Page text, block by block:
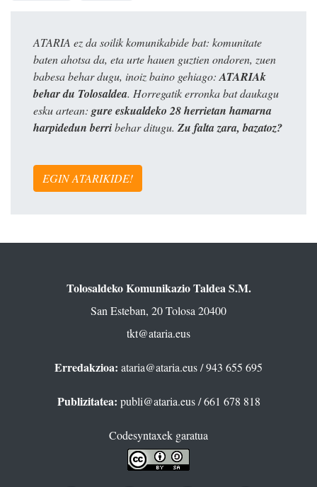
ATARIA ez da soilik komunikabide bat: komunitate
baten ahotsa da, eta urte hauen guztien ondoren, zuen
babesa behar dugu, inoiz baino gehiago: ATARIAk
behar du Tolosaldea. Horregatik erronka bat daukagu
esku artean: gure eskualdeko 28 herrietan hamarna
harpidedun berribehar ditugu. Zu falta zara, bazatoz?
EGIN ATARIKIDE!
Tolosaldeko Komunikazio Taldea S.M.
San Esteban, 20 Tolosa 20400
tkt@ataria.eus
Erredakzioa: ataria@ataria.eus/ 943 655 695
Publizitatea: publi@ataria.eus/ 661 678 818
Codesyntaxek garatua